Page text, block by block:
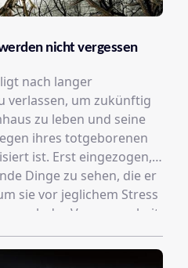
nicht vergessen
nach langer
verlassen, um zukünftig
zu leben und seine
ihres totgeborenen
ist. Erst eingezogen,
Dinge zu sehen, die er
sie vor jeglichem Stress
nach der Vergangenheit
schreckliche
Leben ans